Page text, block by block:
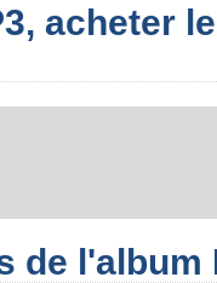
acheter
de l'album